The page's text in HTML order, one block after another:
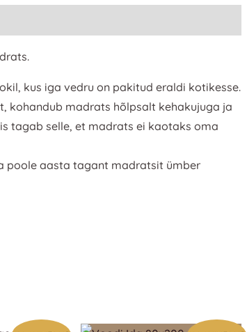
kus iga vedru on pakitud eraldi kotikesse.
kohandub madrats hõlpsalt kehakujuga ja
tagab selle, et madrats ei kaotaks oma
poole aasta tagant madratsit ümber